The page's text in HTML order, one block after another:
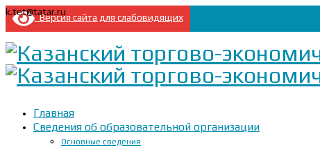
Версия сайта для слабовидящих
k.tet@tatar.ru
Главная
Сведения об образовательной организации
Основные сведения